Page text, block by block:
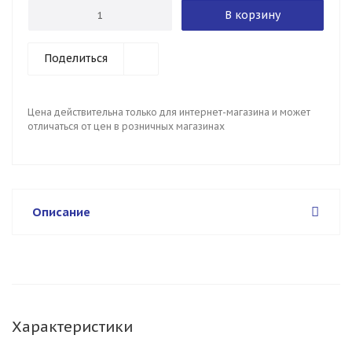
В корзину
Поделиться
Цена действительна только для интернет-магазина и может
отличаться от цен в розничных магазинах
Описание
Характеристики